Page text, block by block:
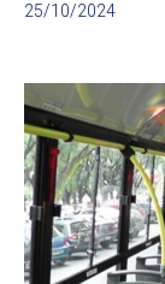
25/10/2024